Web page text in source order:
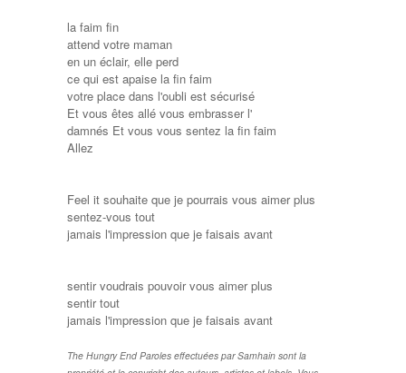
la faim fin
attend votre maman
en un éclair, elle perd
ce qui est apaise la fin faim
votre place dans l'oubli est sécurisé
Et vous êtes allé vous embrasser l'
damnés Et vous vous sentez la fin faim
Allez
Feel it souhaite que je pourrais vous aimer plus
sentez-vous tout
jamais l'impression que je faisais avant
sentir voudrais pouvoir vous aimer plus
sentir tout
jamais l'impression que je faisais avant
The Hungry End Paroles effectuées par Samhain sont la